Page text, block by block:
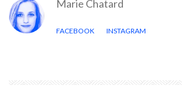
Marie Chatard
FACEBOOK INSTAGRAM